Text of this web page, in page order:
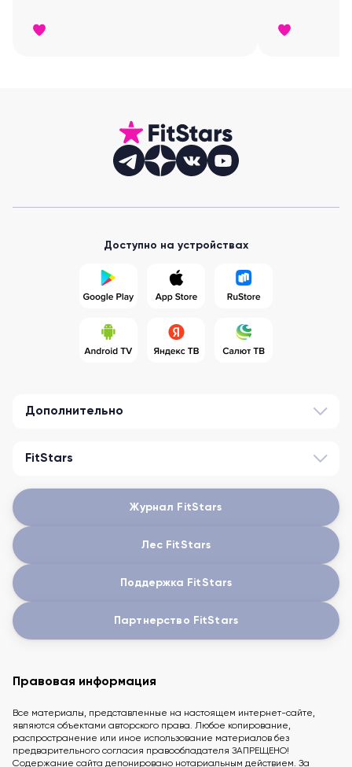
Доступно на устройствах
Дополнительно
FitStars
Журнал FitStars
Лес FitStars
Поддержка FitStars
Партнерство FitStars
Правовая информация
Все материалы, представленные на настоящем интернет-сайте,
являются объектами авторского права. Любое копирование,
распространение или иное использование материалов без
предварительного согласия правообладателя ЗАПРЕЩЕНО!
Содержание сайта депонировано нотариальным действием. За